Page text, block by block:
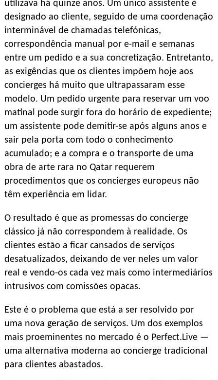
utilizava há quinze anos. Um único assistente é
designado ao cliente, seguido de uma coordenação
interminável de chamadas telefónicas,
correspondência manual por e-mail e semanas
entre um pedido e a sua concretização. Entretanto,
as exigências que os clientes impõem hoje aos
concierges há muito que ultrapassaram esse
modelo. Um pedido urgente para reservar um voo
matinal pode surgir fora do horário de expediente;
um assistente pode demitir-se após alguns anos e
sair pela porta com todo o conhecimento
acumulado; e a compra e o transporte de uma
obra de arte rara no Qatar requerem
procedimentos que os concierges europeus não
têm experiência em lidar.
O resultado é que as promessas do concierge
clássico já não correspondem à realidade. Os
clientes estão a ficar cansados de serviços
desatualizados, deixando de ver neles um valor
real e vendo-os cada vez mais como intermediários
intrusivos com comissões opacas.
Este é o problema que está a ser resolvido por
uma nova geração de serviços. Um dos exemplos
mais proeminentes no mercado é o Perfect.Live —
uma alternativa moderna ao concierge tradicional
para clientes abastados.